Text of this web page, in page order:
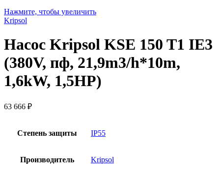
Нажмите, чтобы увеличить
Kripsol
Насос Kripsol KSE 150 T1 IE3
(380V, пф, 21,9m3/h*10m,
1,6kW, 1,5HP)
63 666 ₽
Степень защиты IP55
Производитель Kripsol